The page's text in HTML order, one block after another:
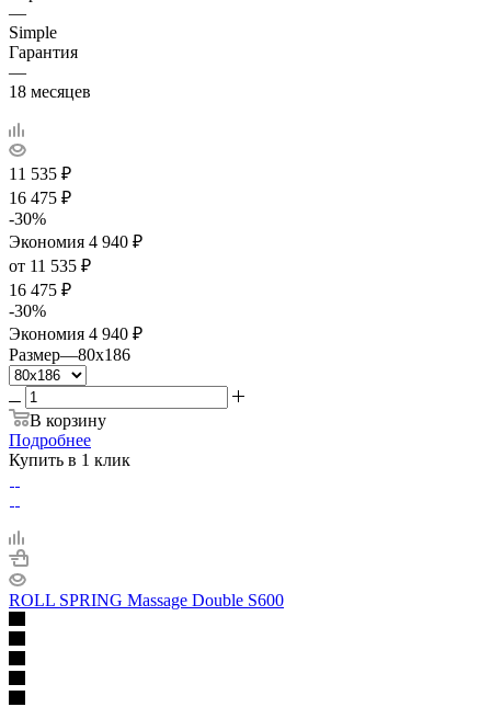
—
Simple
Гарантия
—
18 месяцев
11 535 ₽
16 475 ₽
-30%
Экономия 4 940 ₽
от 11 535 ₽
16 475 ₽
-30%
Экономия 4 940 ₽
Размер—80x186
В корзину
Подробнее
Купить в 1 клик
ROLL SPRING Massage Double S600